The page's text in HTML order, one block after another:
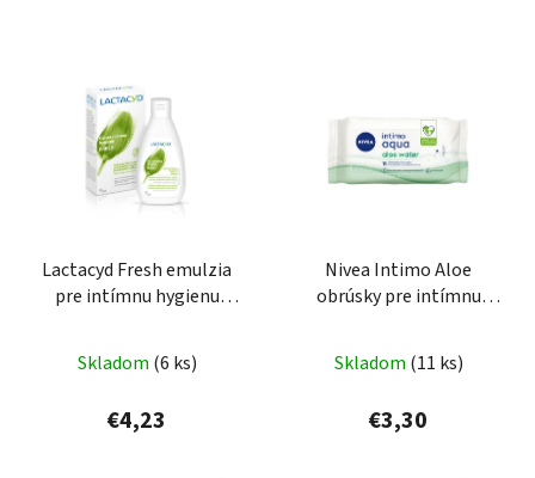
Lactacyd Fresh emulzia
pre intímnu hygienu
Skladom (6 ks)
€4,23
Nivea Intimo Aloe
obrúsky pre intímnu
Skladom (11 ks)
€3,30